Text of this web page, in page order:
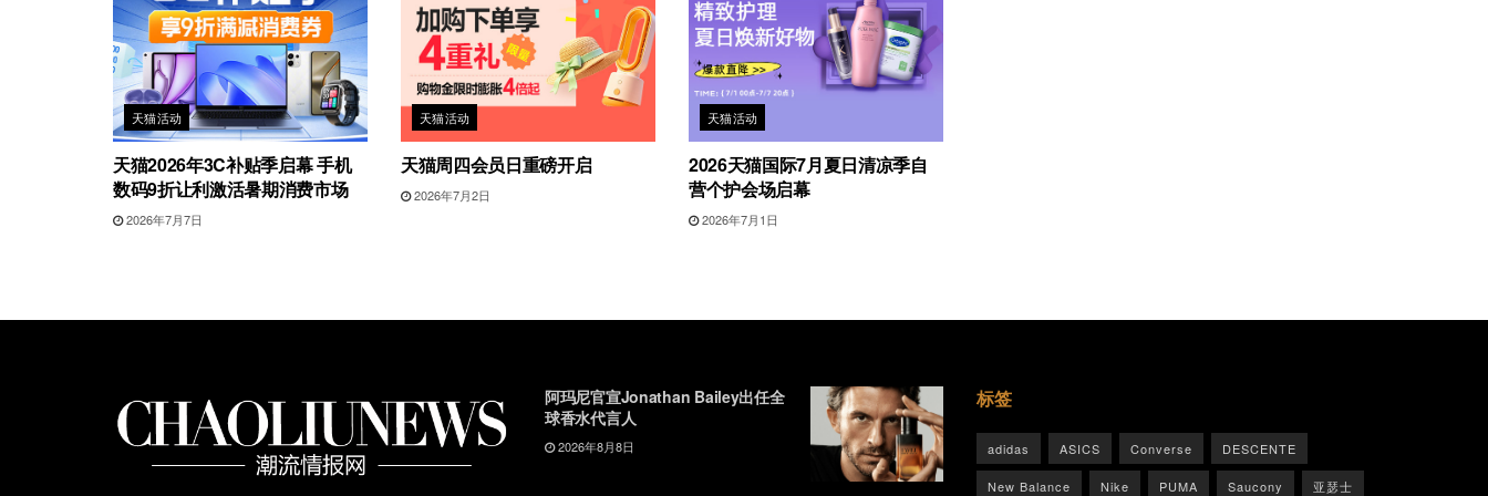
天猫活动
天猫2026年3C补贴季启幕 手机
数码9折让利激活暑期消费市场
2026年7月7日
天猫活动
天猫周四会员日重磅开启
2026年7月2日
天猫活动
2026天猫国际7月夏日清凉季自
营个护会场启幕
2026年7月1日
阿玛尼官宣Jonathan Bailey出任全
球香水代言人
2026年8月8日
标签
adidas ASICS Converse DESCENTE
New Balance Nike PUMA Saucony 亚瑟士